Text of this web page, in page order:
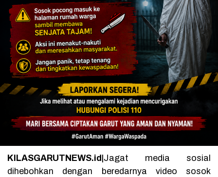
KILASGARUTNEWS.id|Jagat media sosial
dihebohkan dengan beredarnya video sosok